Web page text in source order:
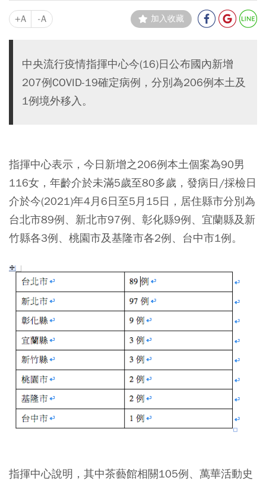
+A -A 加入收藏
中央流行疫情指揮中心今(16)日公布國內新增
207例COVID-19確定病例，分別為206例本土及
1例境外移入。
指揮中心表示，今日新增之206例本土個案為90男
116女，年齡介於未滿5歲至80多歲，發病日/採檢日
介於今(2021)年4月6日至5月15日，居住縣市分別為
台北市89例、新北市97例、彰化縣9例、宜蘭縣及新
竹縣各3例、桃園市及基隆市各2例、台中市1例。
指揮中心說明，其中茶藝館相關105例、萬華活動史